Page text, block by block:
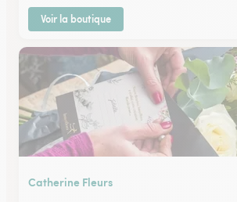
Voir la boutique
Catherine Fleurs